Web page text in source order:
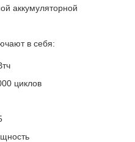
аккумуляторной
в себя:
циклов